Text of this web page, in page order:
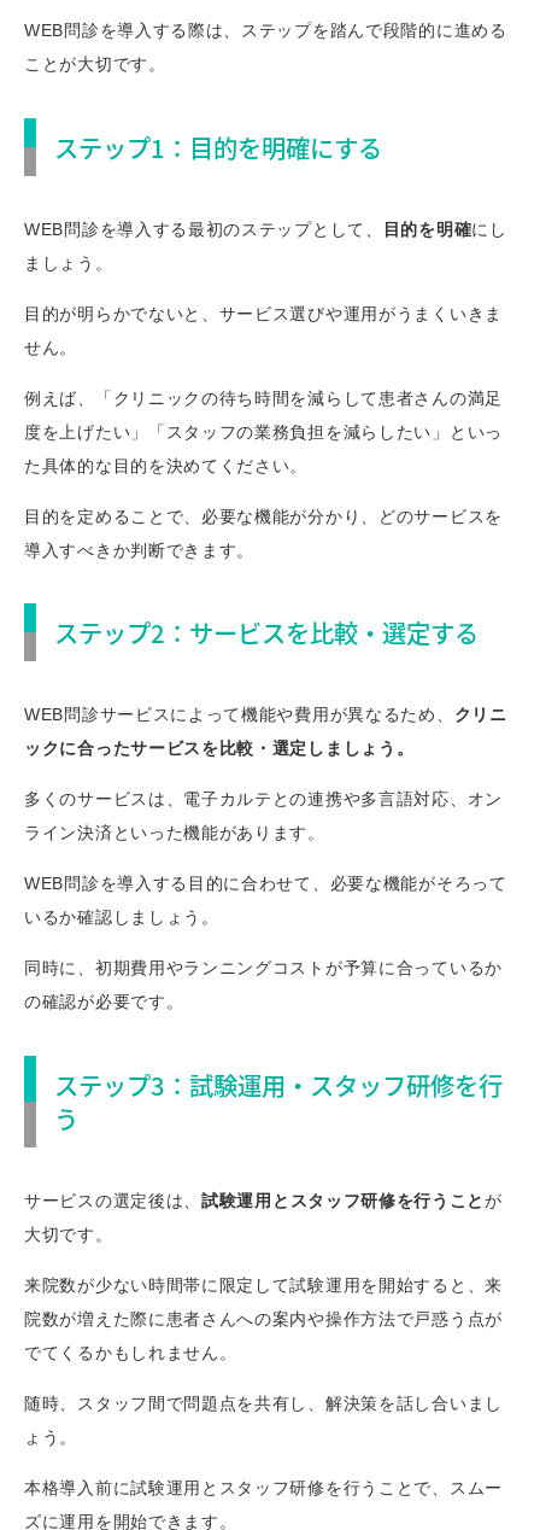
WEB問診を導入する際は、ステップを踏んで段階的に進める
ことが大切です。
ステップ1：目的を明確にする
WEB問診を導入する最初のステップとして、 目的を明確にし
ましょう。
目的が明らかでないと、サービス選びや運用がうまくいきま
せん。
例えば、「クリニックの待ち時間を減らして患者さんの満足
度を上げたい」「スタッフの業務負担を減らしたい」といっ
た具体的な目的を決めてください。
目的を定めることで、必要な機能が分かり、どのサービスを
導入すべきか判断できます。
ステップ2：サービスを比較・選定する
WEB問診サービスによって機能や費用が異なるため、 クリニ
ックに合ったサービスを比較・選定しましょう。
多くのサービスは、電子カルテとの連携や多言語対応、オン
ライン決済といった機能があります。
WEB問診を導入する目的に合わせて、必要な機能がそろって
いるか確認しましょう。
同時に、初期費用やランニングコストが予算に合っているか
の確認が必要です。
ステップ3：試験運用・スタッフ研修を行
う
サービスの選定後は、 試験運用とスタッフ研修を行うことが
大切です。
来院数が少ない時間帯に限定して試験運用を開始すると、来
院数が増えた際に患者さんへの案内や操作方法で戸惑う点が
でてくるかもしれません。
随時、スタッフ間で問題点を共有し、解決策を話し合いまし
ょう。
本格導入前に試験運用とスタッフ研修を行うことで、スムー
ズに運用を開始できます。